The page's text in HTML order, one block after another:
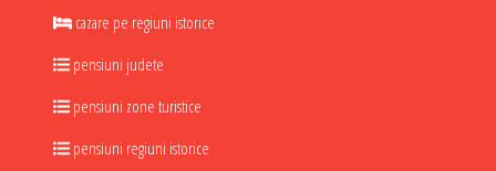
cazare pe regiuni istorice
pensiuni judete
pensiuni zone turistice
pensiuni regiuni istorice